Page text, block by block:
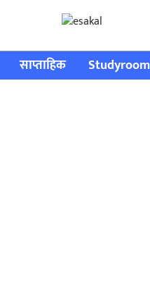
साप्ताहिक